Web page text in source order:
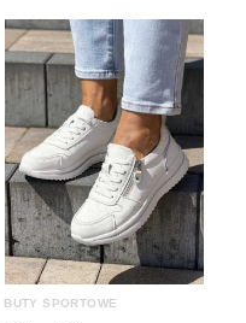
BUTY SPORTOWE